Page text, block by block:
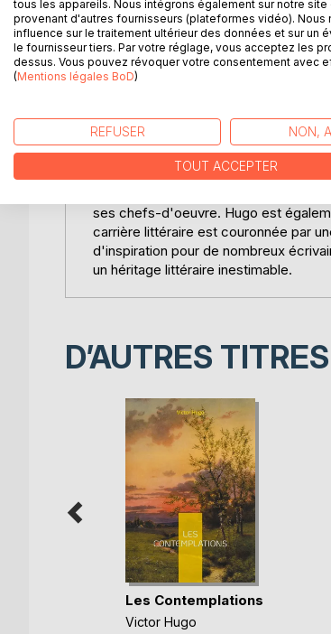
un style narratif puissant et
humaine.
L'AUTEUR :
Victor Hugo, né le 26 février 1802 à
Poète, dramaturge, romancier et
une diversité de genres et de
politiques, ce qui influence
"Les Misérables", témoignent de son
défenseur des droits de l'homme, il
Guernesey, suite à son opposition
ses chefs-d'oeuvre. Hugo est
carrière littéraire est couronnée par
d'inspiration pour de nombreux
un héritage littéraire inestimable.
D’AUTRES
Les Contemplations
Victor Hugo
tous les appareils. Nous intégrons également sur notre
provenant d'autres fournisseurs (plateformes vidéo). Nous
influence sur le traitement ultérieur des données et sur un
le fournisseur tiers. Par votre réglage, vous acceptez les
dessus. Vous pouvez révoquer votre consentement avec
(Mentions légales BoD)
REFUSER NON,
TOUT ACCEPTER